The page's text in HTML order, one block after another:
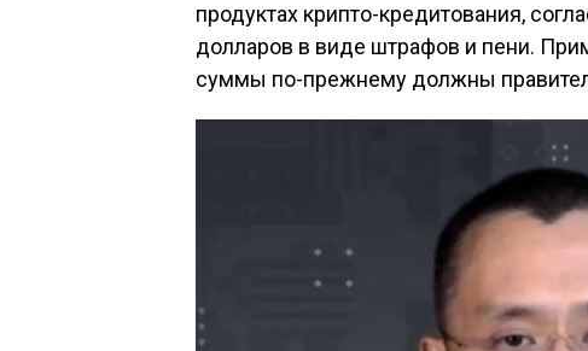
продуктах крипто-кредитования,
долларов в виде штрафов и пени.
суммы по-прежнему должны